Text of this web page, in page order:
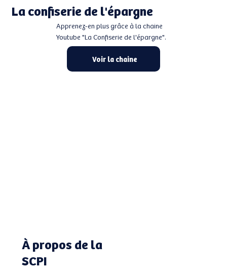
La confiserie de l'épargne
Apprenez-en plus grâce à la chaine
Youtube "La Confiserie de l'épargne".
Voir la chaine
À propos de la
SCPI